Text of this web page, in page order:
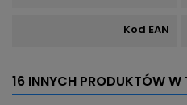
Kod EAN
16 INNYCH PRODUKTÓW W